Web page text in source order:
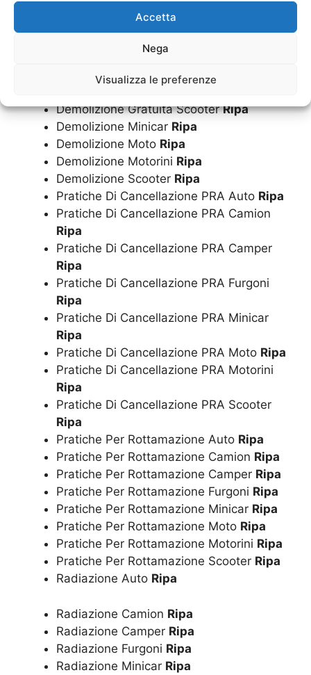
Accetta
Nega
Visualizza le preferenze
Demolizione Gratuita CamionRipa
Demolizione Gratuita Camper
Demolizione Gratuita Minicar
Demolizione Gratuita MotoRipa
Demolizione Gratuita ScooterRipa
Demolizione Minicar Ripa
Demolizione Moto Ripa
Demolizione Motorini Ripa
Demolizione Scooter Ripa
Pratiche Di Cancellazione PRA Auto Ripa
Pratiche Di Cancellazione PRA Camion
Ripa
Pratiche Di Cancellazione PRA Camper
Ripa
Pratiche Di Cancellazione PRA Furgoni
Ripa
Pratiche Di Cancellazione PRA Minicar
Ripa
Pratiche Di Cancellazione PRA Moto Ripa
Pratiche Di Cancellazione PRA Motorini
Ripa
Pratiche Di Cancellazione PRA Scooter
Ripa
Pratiche Per Rottamazione Auto Ripa
Pratiche Per Rottamazione Camion Ripa
Pratiche Per Rottamazione Camper Ripa
Pratiche Per Rottamazione Furgoni Ripa
Pratiche Per Rottamazione Minicar Ripa
Pratiche Per Rottamazione Moto Ripa
Pratiche Per Rottamazione Motorini Ripa
Pratiche Per Rottamazione Scooter Ripa
Radiazione Auto Ripa
Radiazione Camion Ripa
Radiazione Camper Ripa
Radiazione Furgoni Ripa
Radiazione Minicar Ripa